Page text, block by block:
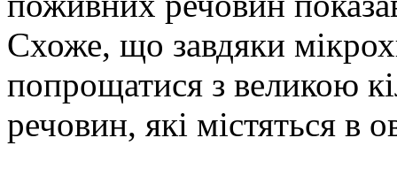
Схоже, що завдяки
попрощатися з великою
речовин, які містяться в